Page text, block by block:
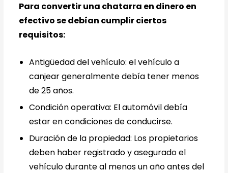
Para convertir una chatarra en dinero en
efectivo se debían cumplir ciertos
requisitos:
Antigüedad del vehículo: el vehículo a
canjear generalmente debía tener menos
de 25 años.
Condición operativa: El automóvil debía
estar en condiciones de conducirse.
Duración de la propiedad: Los propietarios
deben haber registrado y asegurado el
vehículo durante al menos un año antes del